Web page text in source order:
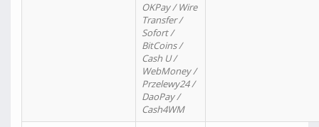
OKPay / Wire
Transfer /
Sofort /
BitCoins /
Cash U /
WebMoney /
Przelewy24 /
DaoPay /
Cash4WM